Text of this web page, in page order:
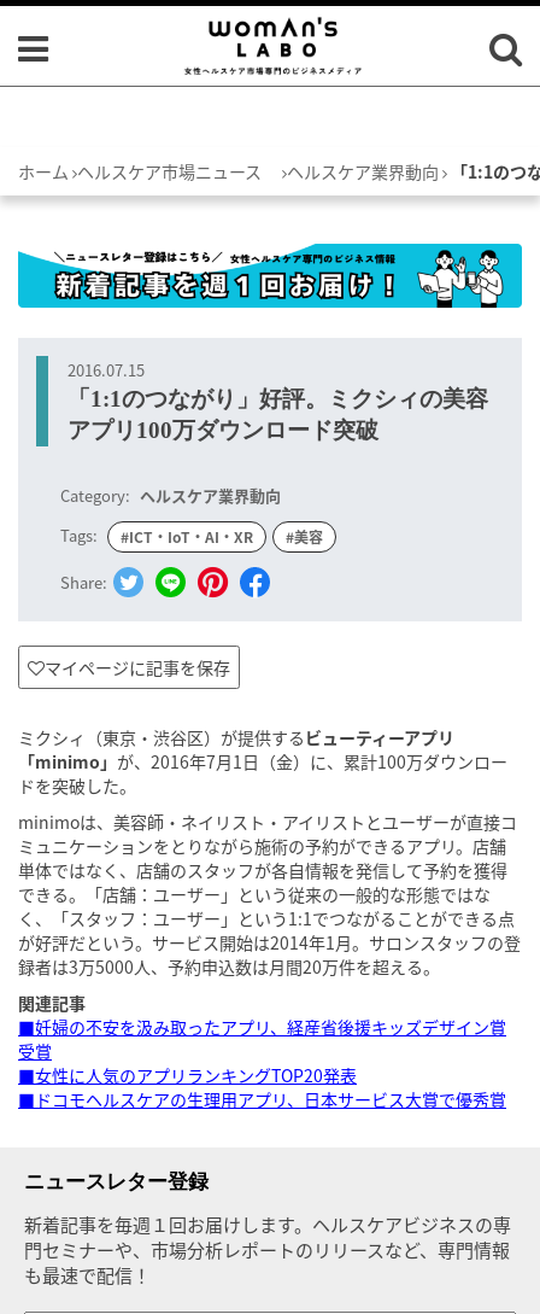
ホーム ヘルスケア市場ニュース ヘルスケア業界動向 「1:1の
2016.07.15
「1:1のつながり」好評。ミクシィの美容
アプリ100万ダウンロード突破
Category: ヘルスケア業界動向
Tags:
#ICT・IoT・AI・XR #美容
Share:
マイページに記事を保存
ミクシィ（東京・渋谷区）が提供する ビューティーアプリ
「minimo」 が、2016年7月1日（金）に、累計100万ダウンロー
ドを突破した。
minimoは、美容師・ネイリスト・アイリストとユーザーが直接コ
ミュニケーションをとりながら施術の予約ができるアプリ。店舗
単体ではなく、店舗のスタッフが各自情報を発信して予約を獲得
できる。「店舗：ユーザー」という従来の一般的な形態ではな
く、「スタッフ：ユーザー」という1:1でつながることができる点
が好評だという。サービス開始は2014年1月。サロンスタッフの登
録者は3万5000人、予約申込数は月間20万件を超える。
関連記事
■妊婦の不安を汲み取ったアプリ、経産省後援キッズデザイン賞
受賞
■女性に人気のアプリランキングTOP20発表
■ドコモヘルスケアの生理用アプリ、日本サービス大賞で優秀賞
ニュースレター登録
新着記事を毎週１回お届けします。ヘルスケアビジネスの専
門セミナーや、市場分析レポートのリリースなど、専門情報
も最速で配信！